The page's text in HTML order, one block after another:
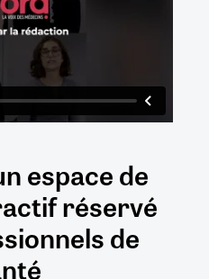
espace de
réservé
de